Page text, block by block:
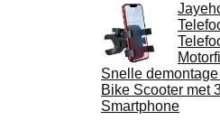
Snelle
Bike Scooter met
Smartphone